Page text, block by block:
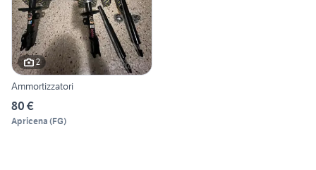
2
Ammortizzatori
80 €
Apricena (FG)